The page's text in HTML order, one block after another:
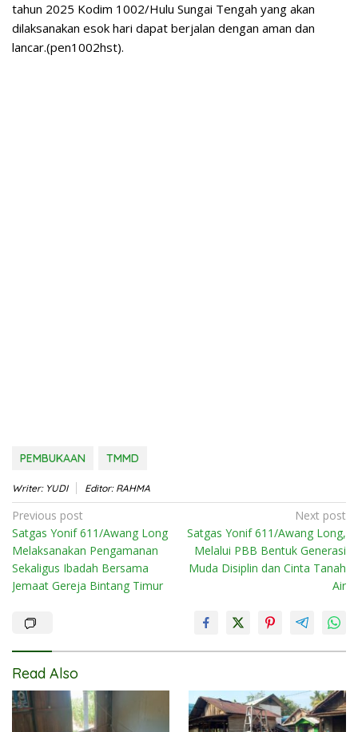
tahun 2025 Kodim 1002/Hulu Sungai Tengah yang akan
dilaksanakan esok hari dapat berjalan dengan aman dan
lancar.(pen1002hst).
PEMBUKAAN TMMD
Writer: YUDI Editor: RAHMA
Post
navigation
Previous post
Satgas Yonif 611/Awang Long
Melaksanakan Pengamanan
Sekaligus Ibadah Bersama
Jemaat Gereja Bintang Timur
Next post
Satgas Yonif 611/Awang Long,
Melalui PBB Bentuk Generasi
Muda Disiplin dan Cinta Tanah
Air
Read Also